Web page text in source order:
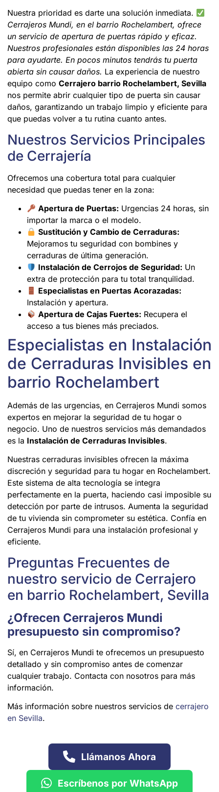
Nuestra prioridad es darte una solución inmediata.
Cerrajeros Mundi, en el barrio Rochelambert, ofrece
un servicio de apertura de puertas rápido y eficaz.
Nuestros profesionales están disponibles las 24 horas
para ayudarte. En pocos minutos tendrás tu puerta
abierta sin causar daños. La experiencia de nuestro
equipo como Cerrajero barrio Rochelambert, Sevilla
nos permite abrir cualquier tipo de puerta sin causar
daños, garantizando un trabajo limpio y eficiente para
que puedas volver a tu rutina cuanto antes.
Nuestros Servicios Principales
de Cerrajería
Ofrecemos una cobertura total para cualquier
necesidad que puedas tener en la zona:
Apertura de Puertas: Urgencias 24 horas, sin
importar la marca o el modelo.
Sustitución y Cambio de Cerraduras:
Mejoramos tu seguridad con bombines y
cerraduras de última generación.
Instalación de Cerrojos de Seguridad: Un
extra de protección para tu total tranquilidad.
Especialistas en Puertas Acorazadas:
Instalación y apertura.
Apertura de Cajas Fuertes: Recupera el
acceso a tus bienes más preciados.
Especialistas en Instalación
de Cerraduras Invisibles en
barrio Rochelambert
Además de las urgencias, en Cerrajeros Mundi somos
expertos en mejorar la seguridad de tu hogar o
negocio. Uno de nuestros servicios más demandados
es la Instalación de Cerraduras Invisibles.
Nuestras cerraduras invisibles ofrecen la máxima
discreción y seguridad para tu hogar en Rochelambert.
Este sistema de alta tecnología se integra
perfectamente en la puerta, haciendo casi imposible su
detección por parte de intrusos. Aumenta la seguridad
de tu vivienda sin comprometer su estética. Confía en
Cerrajeros Mundi para una instalación profesional y
eficiente.
Preguntas Frecuentes de
nuestro servicio de Cerrajero
en barrio Rochelambert, Sevilla
¿Ofrecen Cerrajeros Mundi
presupuesto sin compromiso?
Sí, en Cerrajeros Mundi te ofrecemos un presupuesto
detallado y sin compromiso antes de comenzar
cualquier trabajo. Contacta con nosotros para más
información.
Más información sobre nuestros servicios de cerrajero
en Sevilla.
Llámanos Ahora
Escríbenos por WhatsApp